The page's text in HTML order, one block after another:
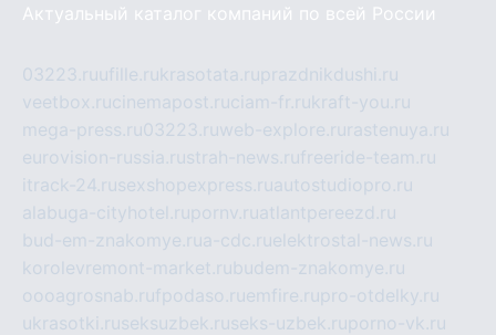
Актуальный каталог компаний по всей России
03223.ruufille.rukrasotata.ruprazdnikdushi.ru
veetbox.rucinemapost.ruciam-fr.rukraft-you.ru
mega-press.ru03223.ruweb-explore.ru rastenuya.ru
eurovision-russia.rustrah-news.rufreeride-team.ru
itrack-24.rusexshopexpress.ruautostudiopro.ru
alabuga-cityhotel.rupornv.ruatlantpereezd.ru
bud-em-znakomye.rua-cdc.ruelektrostal-news.ru
korolevremont-market.rubudem-znakomye.ru
oooagrosnab.rufpodaso.ruemfire.rupro-otdelky.ru
ukrasotki.ruseksuzbek.ruseks-uzbek.ruporno-vk.ru